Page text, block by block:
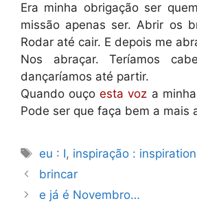
Era minha obrigação ser
missão apenas ser. Abrir os
Rodar até cair. E depois me
Nos abraçar. Teríamos
dançaríamos até partir.
Quando ouçoesta voz a
Pode ser que faça bem a mais
Etiquetas
eu : I, inspiração : inspiration
brincar
e já é Novembro…